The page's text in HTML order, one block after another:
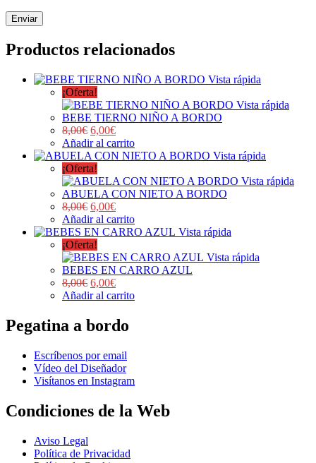
Productos relacionados
Vista rápida
¡Oferta!
Vista rápida
BEBE TIERNO NIÑO A BORDO
8,00€ 6,00€
Añadir al carrito
Vista rápida
¡Oferta!
Vista rápida
ABUELA CON NIETO A BORDO
8,00€ 6,00€
Añadir al carrito
Vista rápida
¡Oferta!
Vista rápida
BEBES EN CARRO AZUL
8,00€ 6,00€
Añadir al carrito
Pegatina a bordo
Escríbenos por email
Vídeo del Diseñador
Visítanos en Instagram
Condiciones de la Web
Aviso Legal
Política de Privacidad